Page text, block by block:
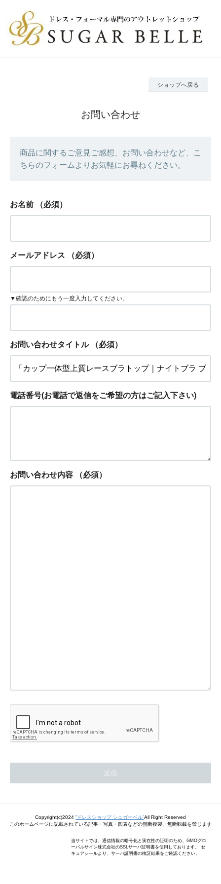
ショップへ戻る
お問い合わせ
商品に関するご意見ご感想、お問い合わせなど、こ
ちらのフォームよりお気軽にお尋ねください。
お名前 （必須）
メールアドレス （必須）
▼確認のためにもう一度入力してください。
お問い合わせタイトル （必須）
電話番号(お電話で返信をご希望の方はご記入下さい)
お問い合わせ内容 （必須）
Copyright(c)2024 ”ドレスショップ シュガーベル”All Right Reserved
このホームページに記載されている記事・写真・図表などの無断複製、無断転載を禁じます
当サイトでは、通信情報の暗号化と実在性の証明のため、GMOグロ
ーバルサイン株式会社のSSLサーバ証明書を使用しております。 セ
キュアシールより、サーバ証明書の検証結果をご確認ください。